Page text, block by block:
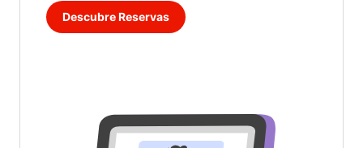
Descubre Reservas